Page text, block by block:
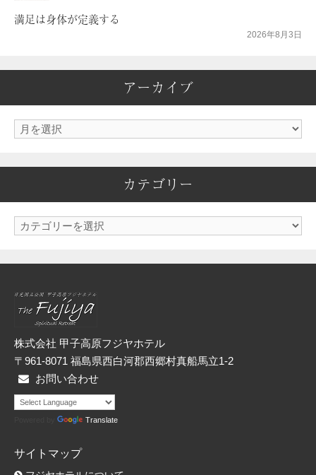
満足は身体が定義する
2026年8月3日
アーカイブ
ア
カテゴリー
カ
ー
株式会社 甲子高原フジヤホテル
〒961-8071 福島県西白河郡西郷村真船馬立1-2
お問い合わせ
Translate
サイトマップ